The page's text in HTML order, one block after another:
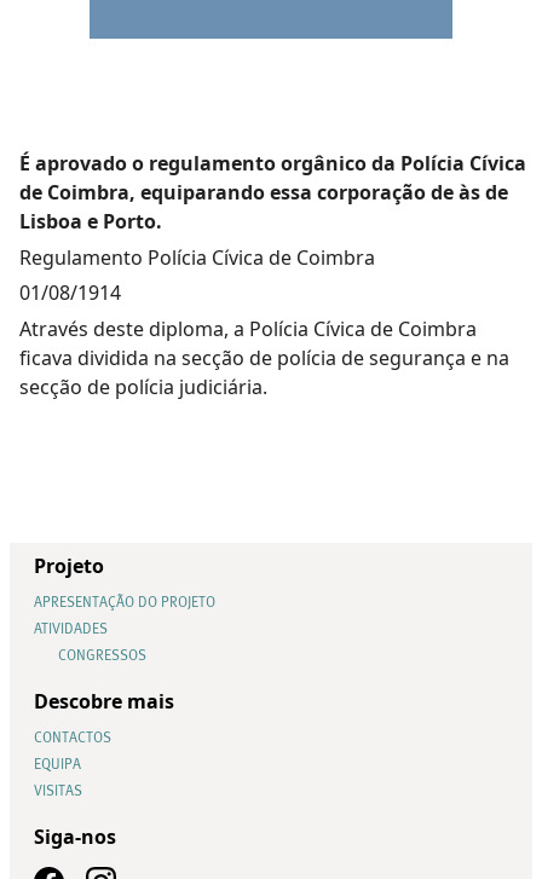
É aprovado o regulamento orgânico da Polícia Cívica
de Coimbra, equiparando essa corporação de às de
Lisboa e Porto.
Regulamento Polícia Cívica de Coimbra
01/08/1914
Através deste diploma, a Polícia Cívica de Coimbra
ficava dividida na secção de polícia de segurança e na
secção de polícia judiciária.
Projeto
APRESENTAÇÃO DO PROJETO
ATIVIDADES
CONGRESSOS
Descobre mais
CONTACTOS
EQUIPA
VISITAS
Siga-nos